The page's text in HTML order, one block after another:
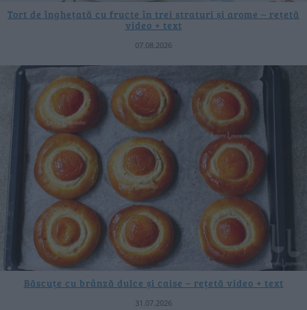
Tort de înghețată cu fructe în trei straturi și arome – rețetă
video + text
07.08.2026
Băscuțe cu brânză dulce și caise – rețetă video + text
31.07.2026